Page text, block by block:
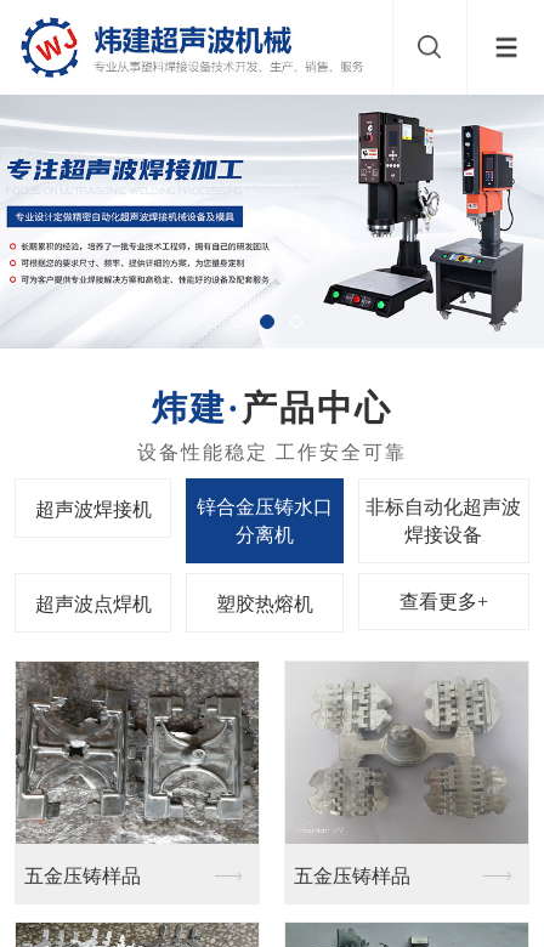
产品中心
超声波焊接机
锌合金压铸水口
分离机
非标自动化超声波
焊接设备
超声波点焊机 塑胶热熔机 查看更多+
四头机